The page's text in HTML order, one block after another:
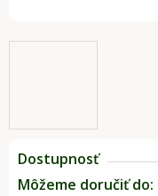
Dostupnosť
Môžeme doručiť do: